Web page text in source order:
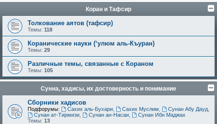
Коран и Тафсир
Толкование аятов (тафсир)
Темы: 118
Коранические науки (‘улюм аль-Къуран)
Темы: 29
Различные темы, связанные с Кораном
Темы: 105
Сунна, хадисы, их достоверность и понимание
Сборники хадисов
Подфорумы: Сахих аль-Бухари, Сахих Муслим Сунан Абу Дауд,
Сунан ат-Тирмизи, Сунан ан-Насаи,
Сунан Ибн Маджах
Темы: 13